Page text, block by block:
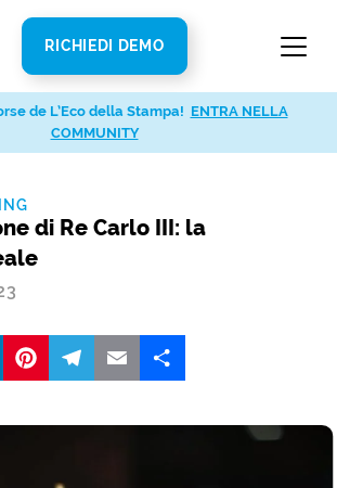
RICHIEDI DEMO
di Re Carlo III: la
LinkedIn
de L’Eco della Stampa! ENTRA NELLA
COMMUNITY